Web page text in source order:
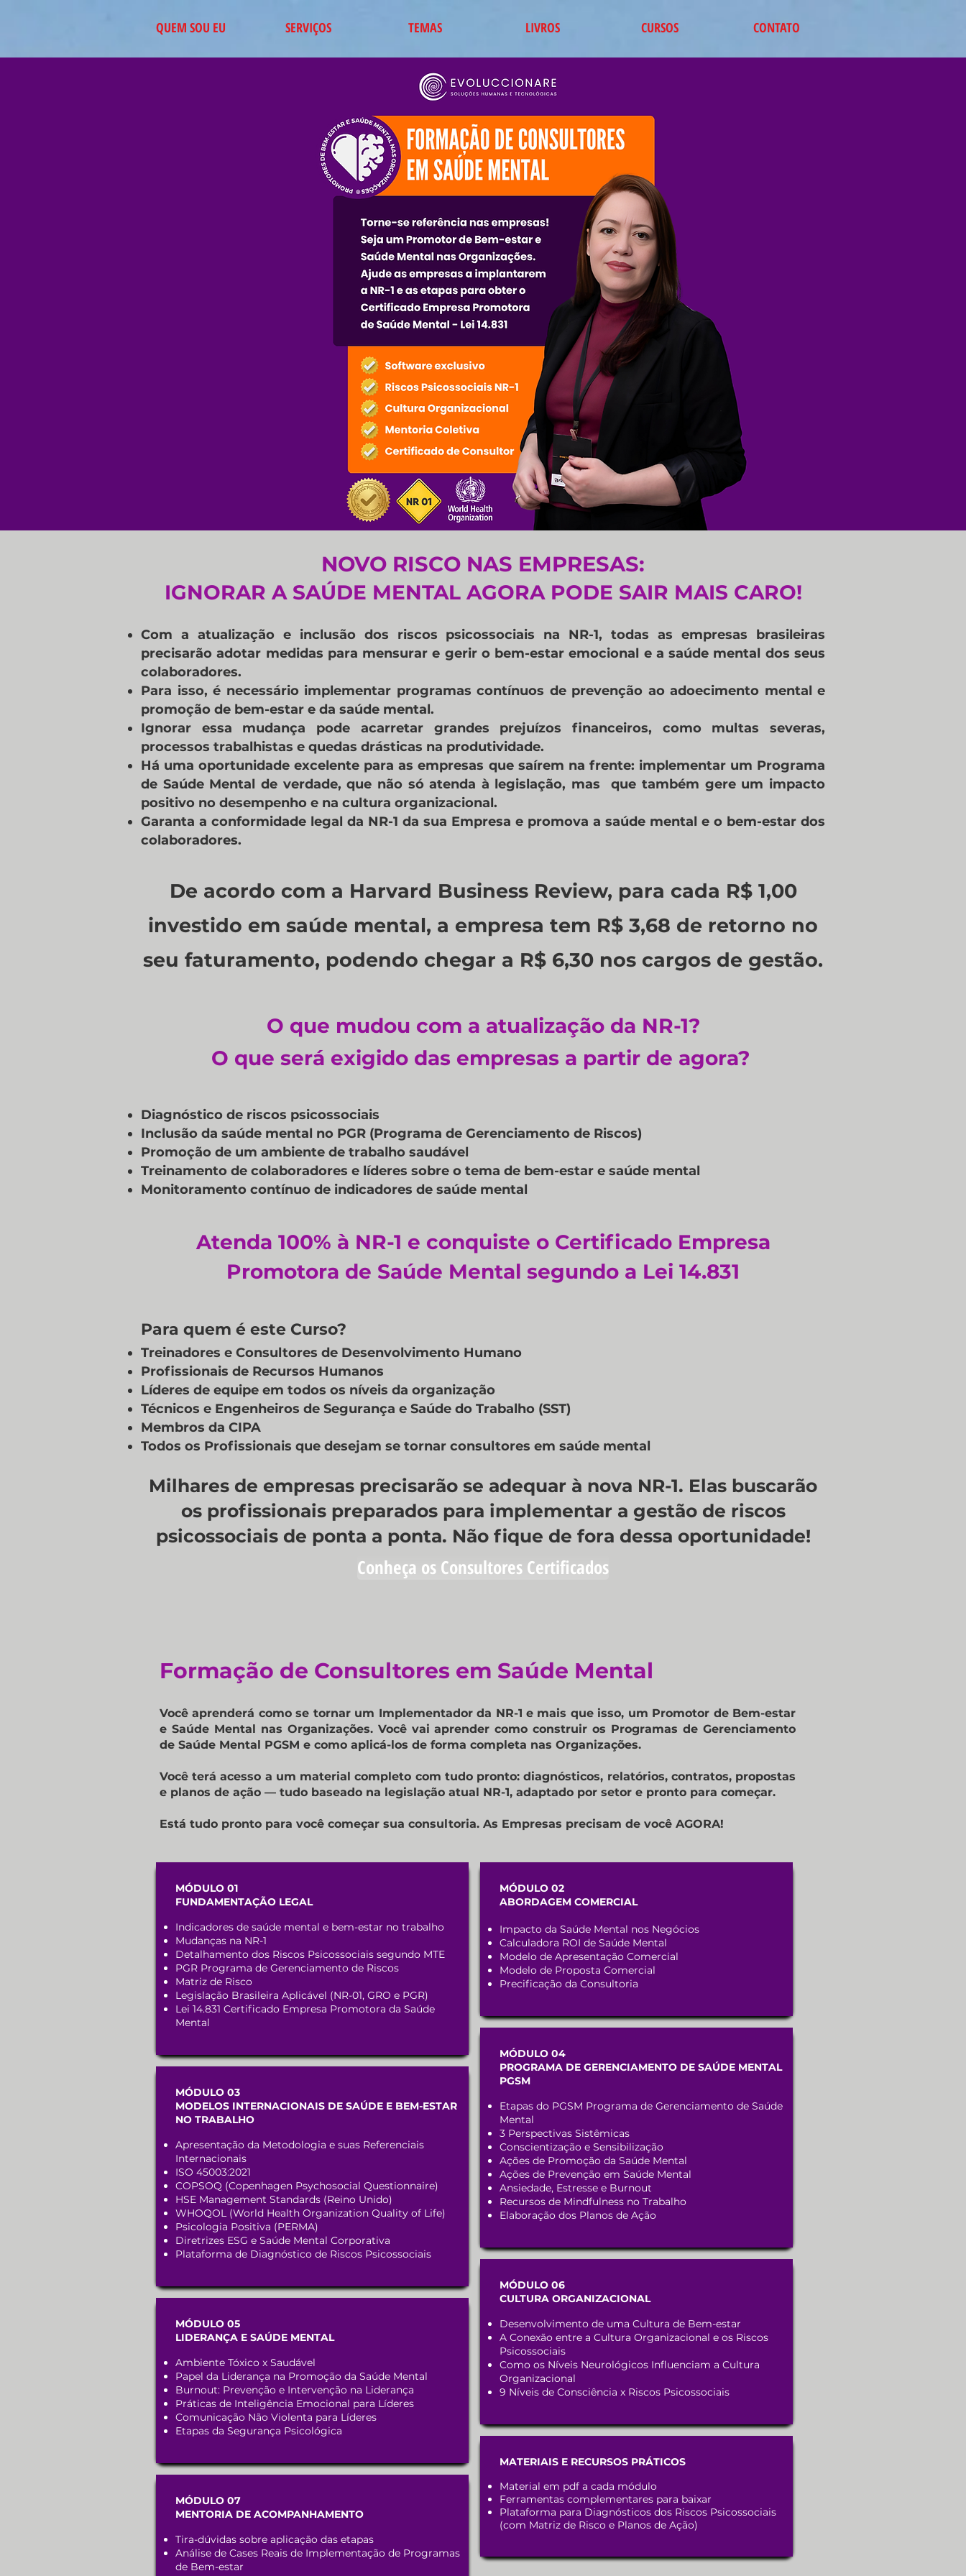
QUEM SOU EU SERVIÇOS TEMAS LIVROS CURSOS CONTATO
​NOVO RISCO NAS EMPRESAS:
IGNORAR A SAÚDE MENTAL AGORA PODE SAIR MAIS CARO!
Com a atualização e inclusão dos riscos psicossociais na NR-1, todas as empresas brasileiras
precisarão adotar medidas para mensurar e gerir o bem-estar emocional e a saúde mental dos seus
colaboradores.
Para isso, é necessário implementar programas contínuos de prevenção ao adoecimento mental e
promoção de bem-estar e da saúde mental.
Ignorar essa mudança pode acarretar grandes prejuízos financeiros, como multas severas,
processos trabalhistas e quedas drásticas na produtividade.
Há uma oportunidade excelente para as empresas que saírem na frente: implementar um Programa
de Saúde Mental de verdade, que não só atenda à legislação, mas que também gere um impacto
positivo no desempenho e na cultura organizacional.
Garanta a conformidade legal da NR-1 da sua Empresa e promova a saúde mental e o bem-estar dos
colaboradores.
De acordo com a Harvard Business Review, ​para cada R$ 1,00
investido em saúde mental, a empresa tem R$ 3,68 de retorno no
seu faturamento, podendo chegar a R$ 6,30 nos cargos de gestão.
O que mudou com a atualização da NR-1?
O que será exigido das empresas a partir de agora?
Diagnóstico de riscos psicossociais
Inclusão da saúde mental no PGR (Programa de Gerenciamento de Riscos)
Promoção de um ambiente de trabalho saudável
Treinamento de colaboradores e líderes sobre o tema de bem-estar e saúde mental
Monitoramento contínuo de indicadores de saúde mental
Atenda 100% à NR-1 e conquiste o Certificado Empresa
Promotora de Saúde Mental segundo a Lei 14.831
Para quem é este Curso?​
Treinadores e Consultores de Desenvolvimento Humano
Profissionais de Recursos Humanos
Líderes de equipe em todos os níveis da organização
Técnicos e Engenheiros de Segurança e Saúde do Trabalho (SST)
Membros da CIPA
Todos os Profissionais que desejam se tornar consultores em saúde mental
Milhares de empresas precisarão se adequar à nova NR-1. Elas buscarão
os profissionais preparados para implementar a gestão de riscos
psicossociais de ponta a ponta. Não fique de fora dessa oportunidade!
Conheça os Consultores Certificados
Formação de Consultores em Saúde Mental
Você aprenderá como se tornar um Implementador da NR-1 e mais que isso, um Promotor de Bem-estar
e Saúde Mental nas Organizações. Você vai aprender como construir os Programas de Gerenciamento
de Saúde Mental PGSM e como aplicá-los de forma completa nas Organizações.
Você terá acesso a um material completo com tudo pronto: diagnósticos, relatórios, contratos, propostas
e planos de ação — tudo baseado na legislação atual NR-1, adaptado por setor e pronto para começar.
Está tudo pronto para você começar sua consultoria. As Empresas precisam de você AGORA!
MÓDULO 01
FUNDAMENTAÇÃO LEGAL
Indicadores de saúde mental e bem-estar no trabalho
Mudanças na NR-1
Detalhamento dos Riscos Psicossociais segundo MTE
PGR Programa de Gerenciamento de Riscos
Matriz de Risco
Legislação Brasileira Aplicável (NR-01, GRO e PGR)
Lei 14.831 Certificado Empresa Promotora da Saúde
Mental
MÓDULO 03
MODELOS INTERNACIONAIS DE SAÚDE E BEM-ESTAR
NO TRABALHO
Apresentação da Metodologia e suas Referenciais
Internacionais
ISO 45003:2021
COPSOQ (Copenhagen Psychosocial Questionnaire)
HSE Management Standards (Reino Unido)
WHOQOL (World Health Organization Quality of Life)
Psicologia Positiva (PERMA)
Diretrizes ESG e Saúde Mental Corporativa
Plataforma de Diagnóstico de Riscos Psicossociais
MÓDULO 05
LIDERANÇA E SAÚDE MENTAL
Ambiente Tóxico x Saudável
Papel da Liderança na Promoção da Saúde Mental
Burnout: Prevenção e Intervenção na Liderança
Práticas de Inteligência Emocional para Líderes
Comunicação Não Violenta para Líderes
Etapas da Segurança Psicológica
MÓDULO 07
MENTORIA DE ACOMPANHAMENTO
Tira-dúvidas sobre aplicação das etapas
Análise de Cases Reais de Implementação de Programas
de Bem-estar
MÓDULO 02
ABORDAGEM COMERCIAL
Impacto da Saúde Mental nos Negócios
Calculadora ROI de Saúde Mental
Modelo de Apresentação Comercial
Modelo de Proposta Comercial
Precificação da Consultoria
MÓDULO 04
PROGRAMA DE GERENCIAMENTO DE SAÚDE MENTAL
PGSM
Etapas do PGSM Programa de Gerenciamento de Saúde
Mental
3 Perspectivas Sistêmicas
Conscientização e Sensibilização
Ações de Promoção da Saúde Mental
Ações de Prevenção em Saúde Mental
Ansiedade, Estresse e Burnout
Recursos de Mindfulness no Trabalho
Elaboração dos Planos de Ação
MÓDULO 06
CULTURA ORGANIZACIONAL
Desenvolvimento de uma Cultura de Bem-estar
A Conexão entre a Cultura Organizacional e os Riscos
Psicossociais
Como os Níveis Neurológicos Influenciam a Cultura
Organizacional
9 Níveis de Consciência x Riscos Psicossociais
MATERIAIS E RECURSOS PRÁTICOS
Material em pdf a cada módulo
Ferramentas complementares para baixar
Plataforma para Diagnósticos dos Riscos Psicossociais
(com Matriz de Risco e Planos de Ação)